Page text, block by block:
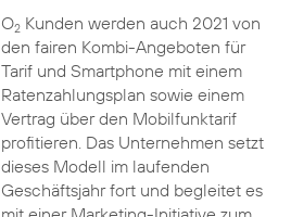
O2Kunden werden auch 2021 von
den fairen Kombi-Angeboten für
Tarif und Smartphone mit einem
Ratenzahlungsplan sowie einem
Vertrag über den Mobilfunktarif
profitieren. Das Unternehmen setzt
dieses Modell im laufenden
Geschäftsjahr fort und begleitet es